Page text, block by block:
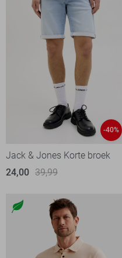
-40%
Jack & Jones Korte broek
24,00 39,99